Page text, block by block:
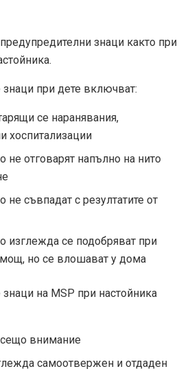
знаци както при
при дете включват:
се наранявания,
хоспитализации
не отговарят напълно на нито
не съвпадат с резултатите от
изглежда се подобряват при
но се влошават у дома
на MSP при настойника
внимание
самоотвержен и отдаден